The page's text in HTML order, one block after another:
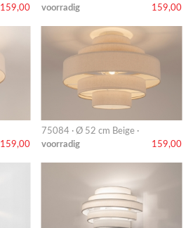
159,00
voorradig
159,00
159,00
75084 · Ø 52 cm Beige ·
voorradig
159,00